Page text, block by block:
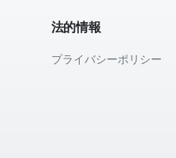
法的情報
プライバシーポリシー